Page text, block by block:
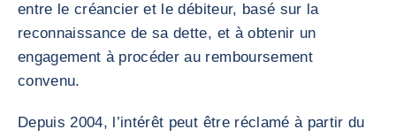
entre le créancier et le débiteur, basé sur la
reconnaissance de sa dette, et à obtenir un
engagement à procéder au remboursement
convenu.
Depuis 2004, l’intérêt peut être réclamé à partir du